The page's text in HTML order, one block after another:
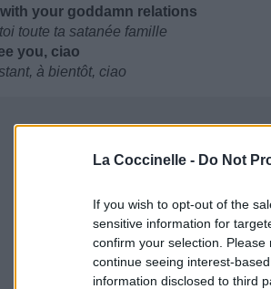
La Coccinelle - Do Not
If you wish to opt-out of the
sensitive information for
confirm your selection.
continue seeing interest-
information disclosed to third
your goddamn relations
toute ta satanée famille
you, ciao
à bientôt, ciao